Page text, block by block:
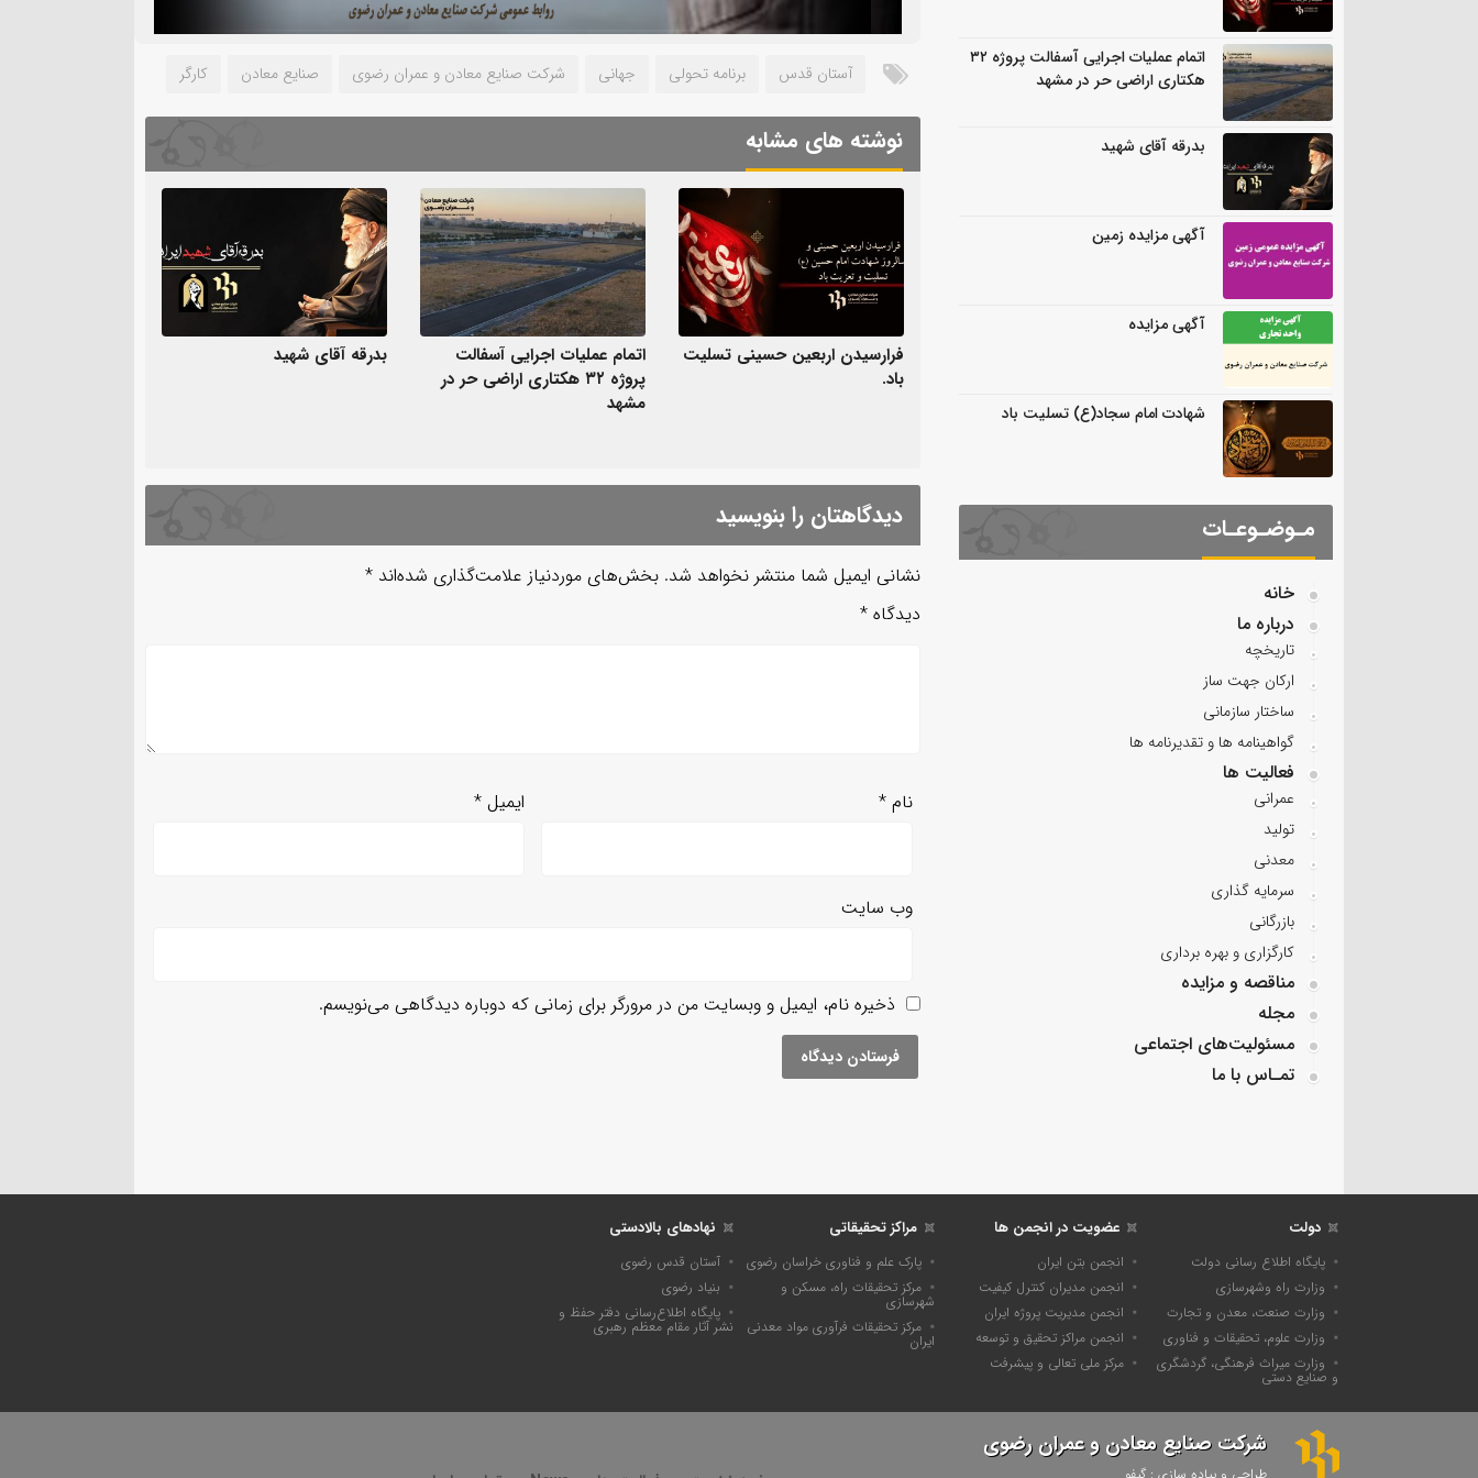
آستان قدس برنامه تحولی جهانی شرکت صنایع معادن و عمران رضوی صنایع معادن کارگر
نوشته های مشابه
فرارسیدن اربعین حسینی تسلیت
باد.
اتمام عملیات اجرایی آسفالت
پروژه ۳۲ هکتاری اراضی حر در
مشهد
بدرقه آقای شهید
دیدگاهتان را بنویسید
نشانی ایمیل شما منتشر نخواهد شد. بخش‌های موردنیاز علامت‌گذاری شده‌اند *
دیدگاه *
نام* ایمیل *
وب‌ سایت
ذخیره نام، ایمیل و وبسایت من در مرورگر برای زمانی که دوباره دیدگاهی می‌نویسم.
اتمام عملیات اجرایی آسفالت پروژه ۳۲
هکتاری اراضی حر در مشهد
بدرقه آقای شهید
آگهی مزایده زمین
آگهی مزایده
شهادت امام سجاد(ع) تسلیت باد
مـوضـوعـات
خانه
درباره ما
تاریخچه
ارکان جهت ساز
ساختار سازمانی
گواهینامه ها و تقدیرنامه ها
فعالیت ها
عمرانی
تولید
معدنی
سرمایه گذاری
بازرگانی
کارگزاری و بهره برداری
مناقصه و مزایده
مجله
مسئولیت‌های اجتماعی
تمـاس با ما
دولت
پایگاه اطلاع رسانی دولت
وزارت راه وشهرسازی
وزارت صنعت، معدن و تجارت
وزارت علوم، تحقیقات و فناوری
وزارت میراث فرهنگی، گردشگری
و صنایع دستی
عضویت در انجمن ها
انجمن بتن ایران
انجمن مدیران کنترل کیفیت
انجمن مدیریت پروژه ایران
انجمن مراکز تحقیق و توسعه
مرکز ملی تعالی و پیشرفت
مراکز تحقیقاتی
پارک علم و فناوری خراسان رضوی
مرکز تحقیقات راه، مسکن و
شهرسازی
مرکز تحقیقات فرآوری مواد معدنی
ایران
نهادهای بالادستی
آستان قدس رضوی
بنیاد رضوی
پايگاه اطلاع‌رسانی دفتر حفظ و
نشر آثار مقام معظم رهبری
شرکت صنایع معادن و عمران رضوی